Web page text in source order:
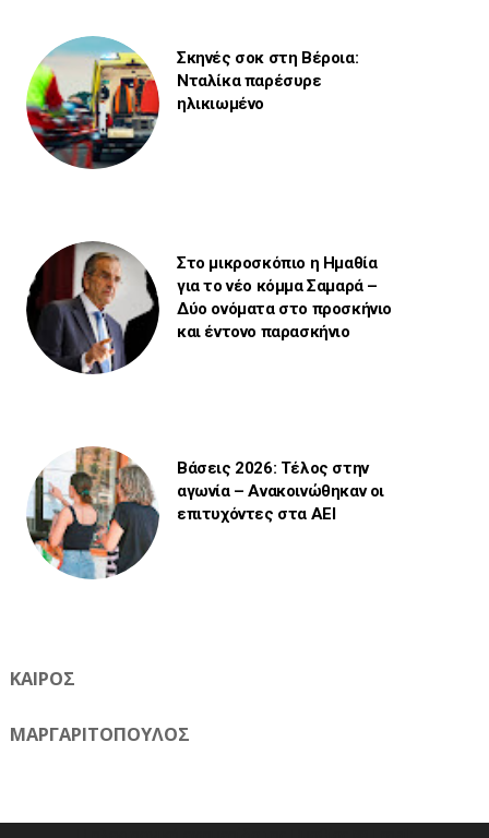
Σκηνές σοκ στη Βέροια:
Νταλίκα παρέσυρε
ηλικιωμένο
Στο μικροσκόπιο η Ημαθία
για το νέο κόμμα Σαμαρά –
Δύο ονόματα στο προσκήνιο
και έντονο παρασκήνιο
Βάσεις 2026: Τέλος στην
αγωνία – Ανακοινώθηκαν οι
επιτυχόντες στα ΑΕΙ
ΚΑΙΡΟΣ
ΜΑΡΓΑΡΙΤΟΠΟΥΛΟΣ